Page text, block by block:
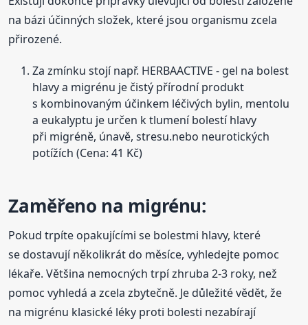
na bázi účinných složek, které jsou organismu zcela
přirozené.
Za zmínku stojí např. HERBAACTIVE - gel na bolest
hlavy a migrénu je čistý přírodní produkt
s kombinovaným účinkem léčivých bylin, mentolu
a eukalyptu je určen k tlumení bolestí hlavy
při migréně, únavě, stresu.nebo neurotických
potížích (Cena: 41 Kč)
Zaměřeno na migrénu:
Pokud trpíte opakujícími se bolestmi hlavy, které
se dostavují několikrát do měsíce, vyhledejte pomoc
lékaře. Většina nemocných trpí zhruba 2-3 roky, než
pomoc vyhledá a zcela zbytečně. Je důležité vědět, že
na migrénu klasické léky proti bolesti nezabírají